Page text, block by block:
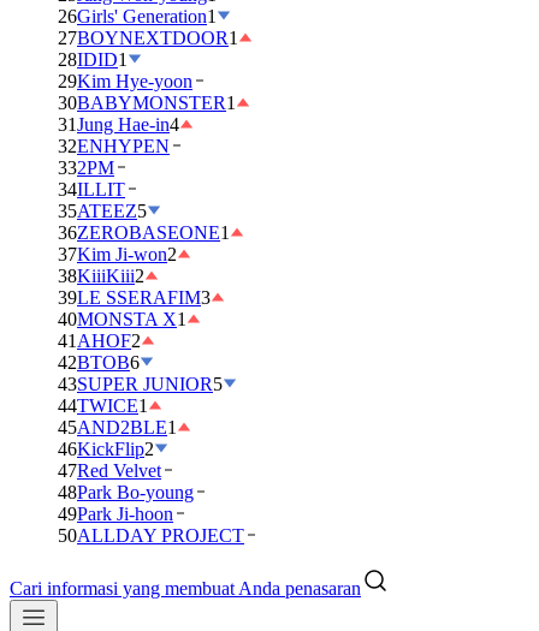
26Girls' Generation1
27BOYNEXTDOOR1
28IDID1
29Kim Hye-yoon
30BABYMONSTER1
31Jung Hae-in4
32ENHYPEN
332PM
34ILLIT
35ATEEZ5
36ZEROBASEONE1
37Kim Ji-won2
38KiiiKiii2
39LE SSERAFIM3
40MONSTA X1
41 AHOF2
42BTOB6
43SUPER JUNIOR5
44TWICE1
45AND2BLE1
46KickFlip2
47Red Velvet
48Park Bo-young
49Park Ji-hoon
50ALLDAY PROJECT
Cari informasi yang membuat Anda penasaran